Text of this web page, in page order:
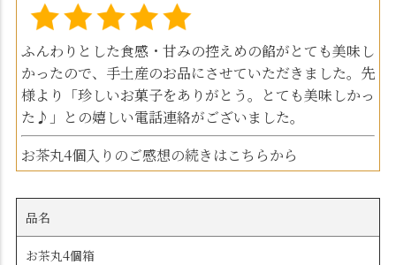
ふんわりとした食感・甘みの控えめの餡がとても美味し
かったので、手土産のお品にさせていただきました。先
様より「珍しいお菓子をありがとう。とても美味しかっ
た♪」との嬉しい電話連絡がございました。
お茶丸4個入りのご感想の続きはこちらから
品名
お茶丸4個箱